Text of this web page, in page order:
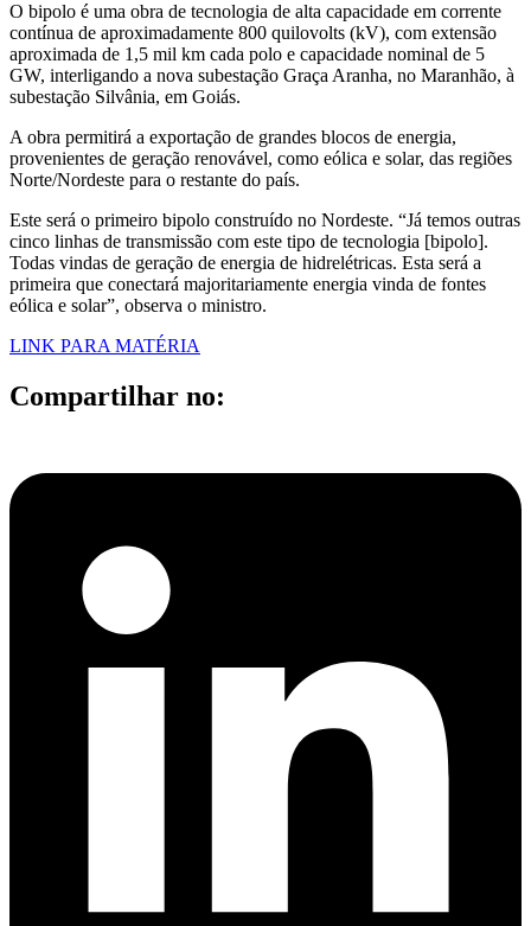
O bipolo é uma obra de tecnologia de alta capacidade em corrente
contínua de aproximadamente 800 quilovolts (kV), com extensão
aproximada de 1,5 mil km cada polo e capacidade nominal de 5
GW, interligando a nova subestação Graça Aranha, no Maranhão, à
subestação Silvânia, em Goiás.
A obra permitirá a exportação de grandes blocos de energia,
provenientes de geração renovável, como eólica e solar, das regiões
Norte/Nordeste para o restante do país.
Este será o primeiro bipolo construído no Nordeste. “Já temos outras
cinco linhas de transmissão com este tipo de tecnologia [bipolo].
Todas vindas de geração de energia de hidrelétricas. Esta será a
primeira que conectará majoritariamente energia vinda de fontes
eólica e solar”, observa o ministro.
LINK PARA MATÉRIA
Compartilhar no: